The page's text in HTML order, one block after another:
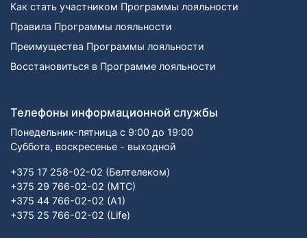
Как стать участником Программы лояльности
Правила Программы лояльности
Преимущества Программы лояльности
Восстановиться в Программе лояльности
Телефоны информационной службы
Понедельник-пятница с 9:00 до 19:00
Суббота, воскресенье - выходной
+375 17 258-02-02 (Белтелеком)
+375 29 766-02-02 (МТС)
+375 44 766-02-02 (А1)
+375 25 766-02-02 (Life)